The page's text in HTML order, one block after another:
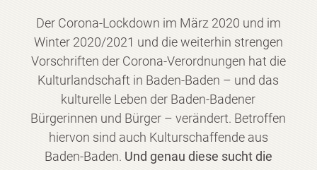
Der Corona-Lockdown im März 2020 und im
Winter 2020/2021 und die weiterhin strengen
Vorschriften der Corona-Verordnungen hat die
Kulturlandschaft in Baden-Baden – und das
kulturelle Leben der Baden-Badener
Bürgerinnen und Bürger – verändert. Betroffen
hiervon sind auch Kulturschaffende aus
Baden-Baden. Und genau diese sucht die